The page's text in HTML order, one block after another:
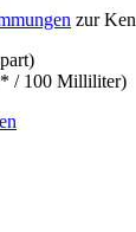
zur
/ 100 Milliliter)